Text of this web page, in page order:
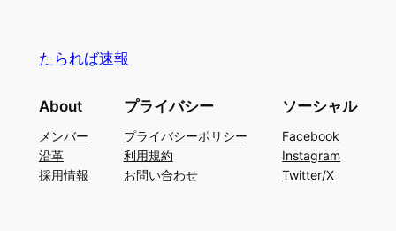
たられば速報
About
メンバー
沿革
採用情報
プライバシー
プライバシーポリシー
利用規約
お問い合わせ
ソーシャル
Facebook
Instagram
Twitter/X